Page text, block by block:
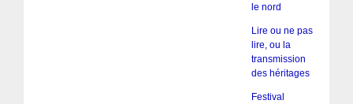
le nord
Lire ou ne pas
lire, ou la
transmission
des héritages
Festival